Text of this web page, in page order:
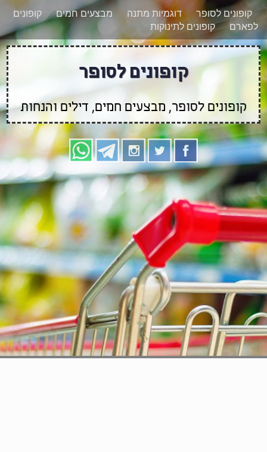
רוצים להישאר מעודכנים לגבי קופונים חדשים?
הצטרפו אלינו גם
בוואטסאפ
קופונים לסופר דוגמיות מתנה מבצעים חמים
קופונים
לפארם
קופונים לתינוקות
קופונים לסופר
קופונים לסופר, מבצעים חמים, דילים והנחות